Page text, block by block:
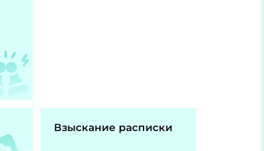
Взыскание расписки